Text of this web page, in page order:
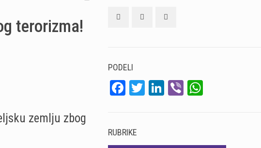
terorizma!
zemlju zbog
PODELI
Facebook
Twitter
LinkedIn
Viber
RUBRIKE